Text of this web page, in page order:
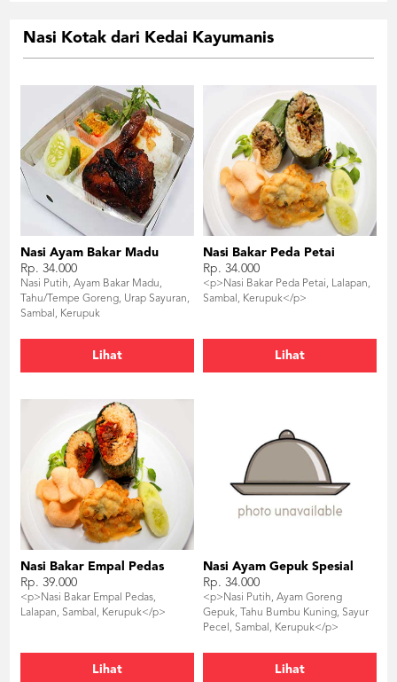
Nasi Kotak dari Kedai Kayumanis
Nasi Ayam Bakar Madu
Rp. 34.000
Nasi Putih, Ayam Bakar Madu,
Tahu/Tempe Goreng, Urap Sayuran,
Sambal, Kerupuk
Lihat
Nasi Bakar Peda Petai
Rp. 34.000
<p>Nasi Bakar Peda Petai, Lalapan,
Sambal, Kerupuk</p>
Lihat
Nasi Bakar Empal Pedas
Rp. 39.000
<p>Nasi Bakar Empal Pedas,
Lalapan, Sambal, Kerupuk</p>
Lihat
Nasi Ayam Gepuk Spesial
Rp. 34.000
<p>Nasi Putih, Ayam Goreng
Gepuk, Tahu Bumbu Kuning, Sayur
Pecel, Sambal, Kerupuk</p>
Lihat